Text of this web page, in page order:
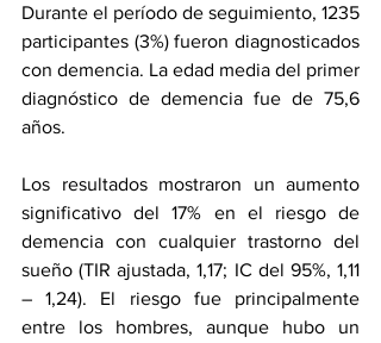
Durante el período de seguimiento, 1235
participantes (3%) fueron diagnosticados
con demencia. La edad media del primer
diagnóstico de demencia fue de 75,6
años.
Los resultados mostraron un aumento
significativo del 17% en el riesgo de
demencia con cualquier trastorno del
sueño (TIR ajustada, 1,17; IC del 95%, 1,11
– 1,24). El riesgo fue principalmente
entre los hombres, aunque hubo un